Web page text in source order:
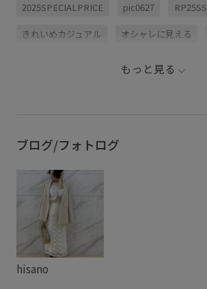
2025SPECIALPRICE pic0627 RP25SS
きれいめカジュアル オシャレに見える
もっと見る
ブログ/フォトログ
hisano